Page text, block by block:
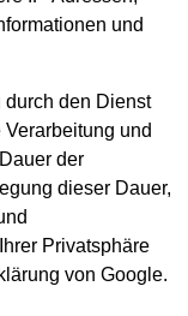
und
den Dienst
und
der
dieser Dauer,
Privatsphäre
von Google.